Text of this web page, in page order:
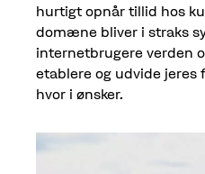
hurtigt opnår tillid hos
domæne bliver i straks
internetbrugere verden
etablere og udvide jeres
hvor i ønsker.